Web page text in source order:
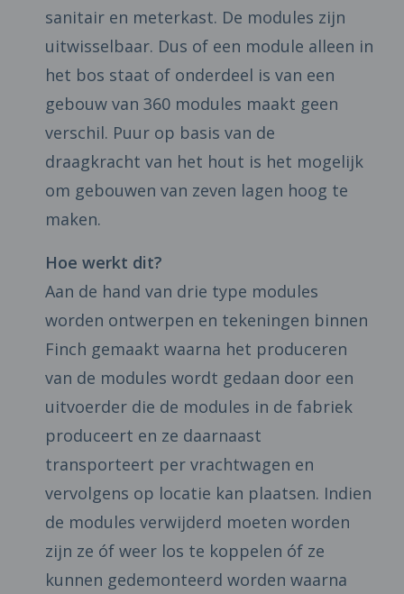
sanitair en meterkast. De modules zijn
uitwisselbaar. Dus of een module alleen in
het bos staat of onderdeel is van een
gebouw van 360 modules maakt geen
verschil. Puur op basis van de
draagkracht van het hout is het mogelijk
om gebouwen van zeven lagen hoog te
maken.
Hoe werkt dit?
Aan de hand van drie type modules
worden ontwerpen en tekeningen binnen
Finch gemaakt waarna het produceren
van de modules wordt gedaan door een
uitvoerder die de modules in de fabriek
produceert en ze daarnaast
transporteert per vrachtwagen en
vervolgens op locatie kan plaatsen. Indien
de modules verwijderd moeten worden
zijn ze óf weer los te koppelen óf ze
kunnen gedemonteerd worden waarna